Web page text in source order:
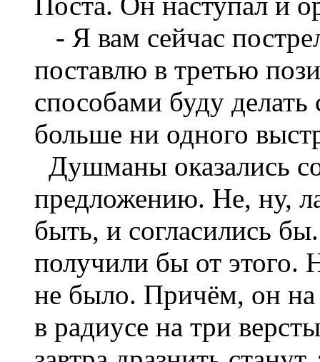
- Я вам сейчас
поставлю в третью
способами буду
больше ни одного
Душманы оказались
предложению. Не, ну,
быть, и согласились
получили бы от этого.
не было. Причём, он на
в радиусе на три